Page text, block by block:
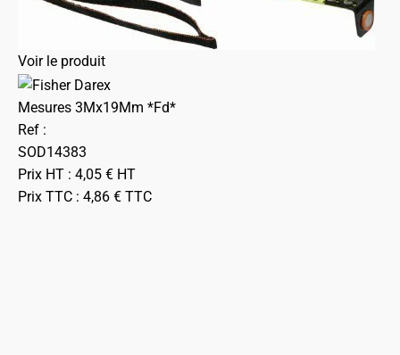
Voir le produit
Mesures 3Mx19Mm *Fd*
Ref :
SOD14383
Prix HT : 4,05 € HT
Prix TTC : 4,86 € TTC